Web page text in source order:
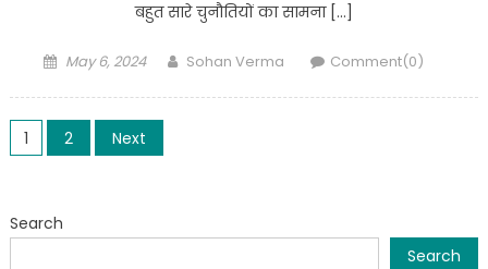
बहुत सारे चुनौतियों का सामना […]
Posted
May 6, 2024 Author
Sohan Verma Comment(0)
Posts
1 2 Next
Search
Search